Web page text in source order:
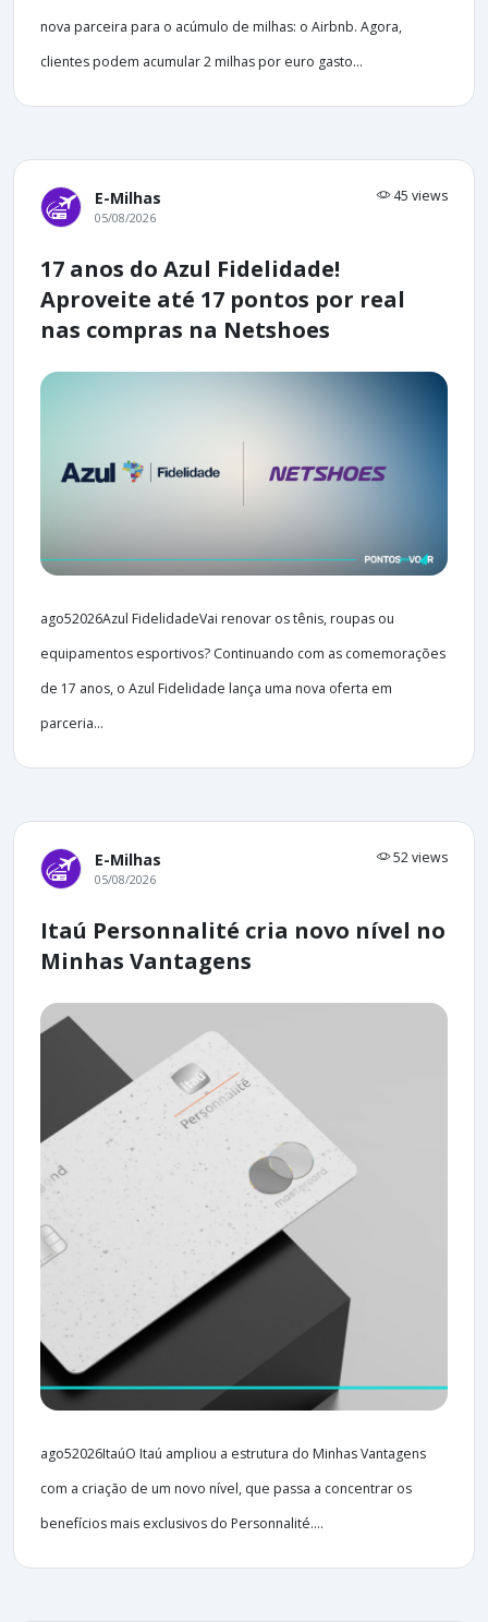
nova parceira para o acúmulo de milhas: o Airbnb. Agora,
clientes podem acumular 2 milhas por euro gasto...
E-Milhas 45 views
05/08/2026
17 anos do Azul Fidelidade!
Aproveite até 17 pontos por real
nas compras na Netshoes
ago52026Azul FidelidadeVai renovar os tênis, roupas ou
equipamentos esportivos? Continuando com as comemorações
de 17 anos, o Azul Fidelidade lança uma nova oferta em
parceria...
E-Milhas 52 views
05/08/2026
Itaú Personnalité cria novo nível no
Minhas Vantagens
ago52026ItaúO Itaú ampliou a estrutura do Minhas Vantagens
com a criação de um novo nível, que passa a concentrar os
benefícios mais exclusivos do Personnalité....